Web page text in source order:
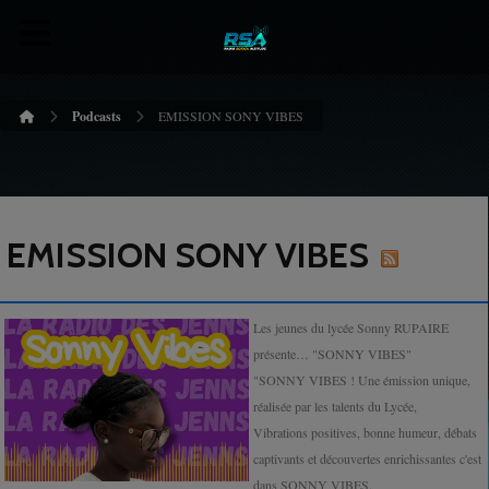
Podcasts EMISSION SONY VIBES
EMISSION SONY VIBES
Les jeunes du lycée Sonny RUPAIRE
présente… "SONNY VIBES"
"SONNY VIBES ! Une émission unique,
réalisée par les talents du Lycée,
Vibrations positives, bonne humeur, débats
captivants et découvertes enrichissantes c'est
dans SONNY VIBES.